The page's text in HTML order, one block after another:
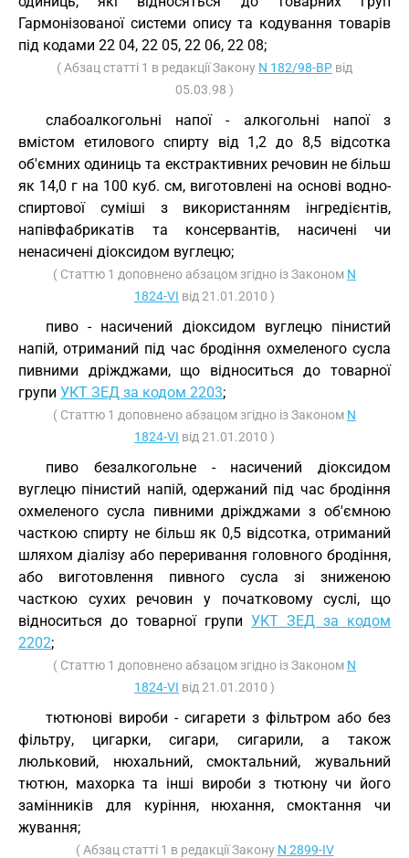
Гармонізованої системи опису та кодування товарів
під кодами 22 04, 22 05, 22 06, 22 08;
( Абзац статті 1 в редакції Закону N 182/98-ВР від
05.03.98 )
слабоалкогольні напої - алкогольні напої з
вмістом етилового спирту від 1,2 до 8,5 відсотка
об'ємних одиниць та екстрактивних речовин не більш
як 14,0 г на 100 куб. см, виготовлені на основі водно-
спиртової суміші з використанням інгредієнтів,
напівфабрикатів та консервантів, насичені чи
ненасичені діоксидом вуглецю;
( Статтю 1 доповнено абзацом згідно із Законом N
1824-VI від 21.01.2010 )
пиво - насичений діоксидом вуглецю пінистий
напій, отриманий під час бродіння охмеленого сусла
пивними дріжджами, що відноситься до товарної
групи УКТ ЗЕД за кодом 2203;
( Статтю 1 доповнено абзацом згідно із Законом N
1824-VI від 21.01.2010 )
пиво безалкогольне - насичений діоксидом
вуглецю пінистий напій, одержаний під час бродіння
охмеленого сусла пивними дріжджами з об'ємною
часткою спирту не більш як 0,5 відсотка, отриманий
шляхом діалізу або переривання головного бродіння,
або виготовлення пивного сусла зі зниженою
часткою сухих речовин у початковому суслі, що
відноситься до товарної групи УКТ ЗЕД за кодом
2202;
( Статтю 1 доповнено абзацом згідно із Законом N
1824-VI від 21.01.2010 )
тютюнові вироби - сигарети з фільтром або без
фільтру, цигарки, сигари, сигарили, а також
люльковий, нюхальний, смоктальний, жувальний
тютюн, махорка та інші вироби з тютюну чи його
замінників для куріння, нюхання, смоктання чи
жування;
( Абзац статті 1 в редакції Закону N 2899-IV